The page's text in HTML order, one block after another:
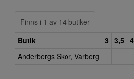
Finns i 1 av 14 butiker
Butik
3 3,5 4
Anderbergs Skor, Varberg